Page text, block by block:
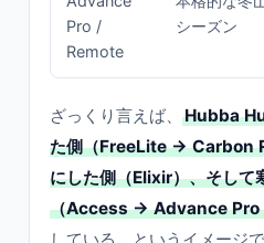
Pro /
Remote
シーズン
ざっくり言えば、
Hubba
た側（FreeLite → Carbon
にした側（Elixir）、そして
（Access → Advance Pro